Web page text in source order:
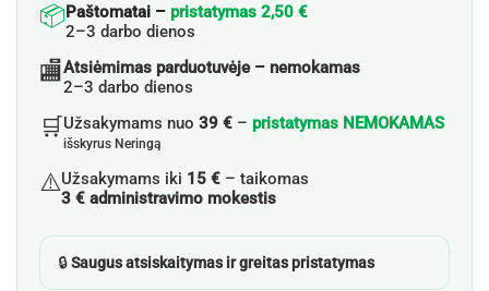
📦Paštomatai – pristatymas 2,50 €
2–3 darbo dienos
🏬Atsiėmimas parduotuvėje – nemokamas
2–3 darbo dienos
🛒Užsakymams nuo 39 € – pristatymas NEMOKAMAS
išskyrus Neringą
⚠️Užsakymams iki 15 € – taikomas
3 € administravimo mokestis
🔒Saugus atsiskaitymas ir greitas pristatymas